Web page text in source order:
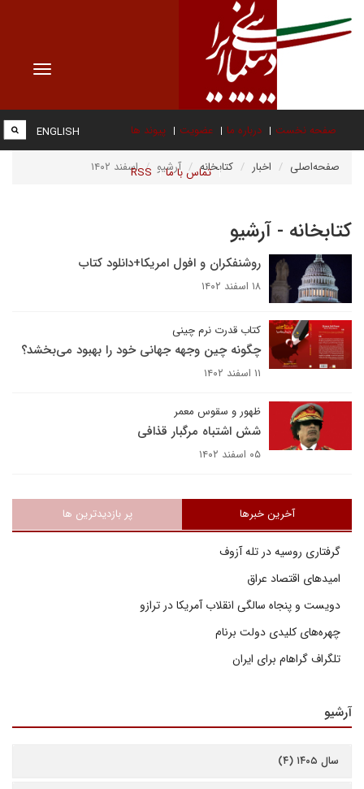
Toggle
صفحه نخست درباره ما عضویت پیوند ها
تماس با ما RSS
ENGLISH
صفحه‌اصلی اخبار کتابخانه آرشیو اسفند ۱۴۰۲
کتابخانه - آرشیو
روشنفکران و افول امریکا+دانلود کتاب
۱۸ اسفند ۱۴۰۲
کتاب قدرت نرم چینی
چگونه چین وجهه جهانی خود را بهبود می‌بخشد؟
۱۱ اسفند ۱۴۰۲
ظهور و سقوس معمر
شش اشتباه مرگبار قذافی
۰۵ اسفند ۱۴۰۲
آخرین خبرها پر بازدیدترین ها
گرفتاری روسیه در تله آزوف
امیدهای اقتصاد عراق
دویست و پنجاه سالگی انقلاب آمریکا در ترازو
چهره‌های کلیدی دولت برنام
تلگراف گراهام برای ایران
آرشیو
سال ۱۴۰۵ (۴)